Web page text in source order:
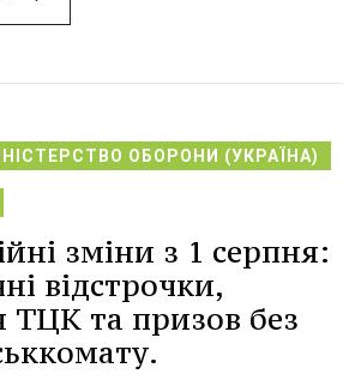
ОБОРОНИ (УКРАЇНА)
зміни з 1 серпня:
відстрочки,
ТЦК та призов без